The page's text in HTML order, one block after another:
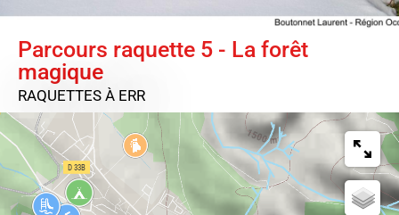
Parcours raquette 5 - La forêt
magique
RAQUETTES À ERR